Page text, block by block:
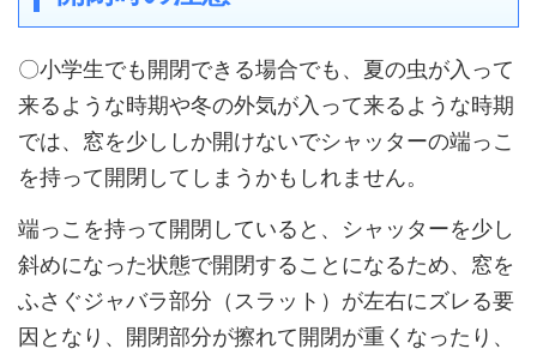
〇小学生でも開閉できる場合でも、夏の虫が入って
来るような時期や冬の外気が入って来るような時期
では、窓を少ししか開けないでシャッターの端っこ
を持って開閉してしまうかもしれません。
端っこを持って開閉していると、シャッターを少し
斜めになった状態で開閉することになるため、窓を
ふさぐジャバラ部分（スラット）が左右にズレる要
因となり、開閉部分が擦れて開閉が重くなったり、